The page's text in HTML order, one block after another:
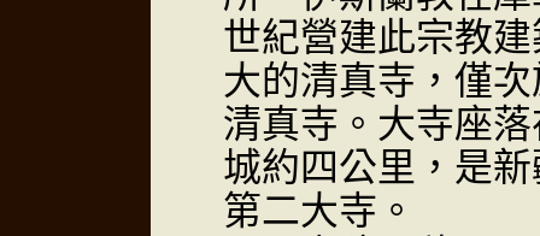
世紀營建此宗教
大的清真寺，僅
清真寺。大寺座
城約四公里，是
第二大寺。